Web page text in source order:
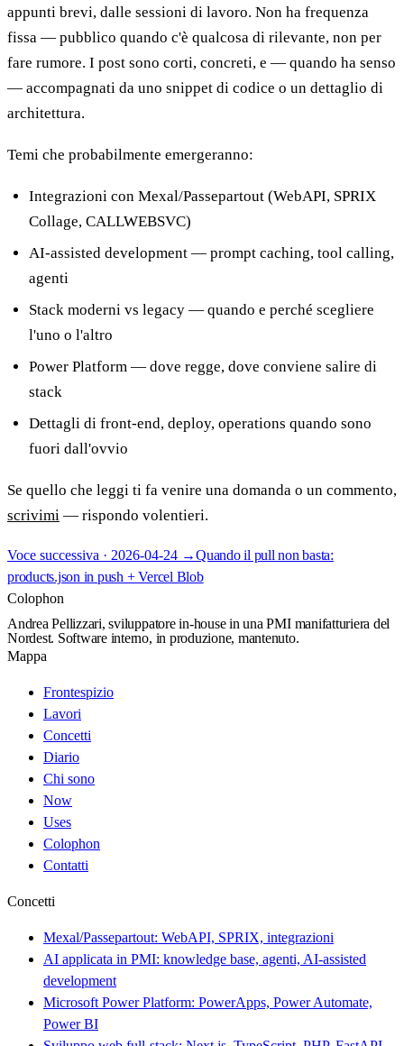
appunti brevi, dalle sessioni di lavoro. Non ha frequenza
fissa — pubblico quando c'è qualcosa di rilevante, non per
fare rumore. I post sono corti, concreti, e — quando ha senso
— accompagnati da uno snippet di codice o un dettaglio di
architettura.
Temi che probabilmente emergeranno:
Integrazioni con Mexal/Passepartout (WebAPI, SPRIX
Collage, CALLWEBSVC)
AI-assisted development — prompt caching, tool calling,
agenti
Stack moderni vs legacy — quando e perché scegliere
l'uno o l'altro
Power Platform — dove regge, dove conviene salire di
stack
Dettagli di front-end, deploy, operations quando sono
fuori dall'ovvio
Se quello che leggi ti fa venire una domanda o un commento,
scrivimi — rispondo volentieri.
Voce successiva · 2026-04-24 →Quando il pull non basta:
products.json in push + Vercel Blob
Colophon
Andrea Pellizzari, sviluppatore in-house in una PMI manifatturiera del
Nordest. Software interno, in produzione, mantenuto.
Mappa
Frontespizio
Lavori
Concetti
Diario
Chi sono
Now
Uses
Colophon
Contatti
Concetti
Mexal/Passepartout: WebAPI, SPRIX, integrazioni
AI applicata in PMI: knowledge base, agenti, AI-assisted
development
Microsoft Power Platform: PowerApps, Power Automate,
Power BI